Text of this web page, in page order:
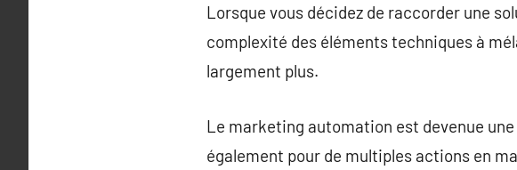
Lorsque vous décidez de raccorder une
complexité des éléments techniques à
largement plus.
Le marketing automation est devenue
également pour de multiples actions en